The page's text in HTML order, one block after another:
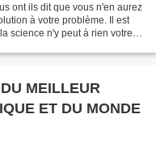
ont ils dit que vous n'en aurez
à votre problème. Il est
science n'y peut à rien votre
MEILLEUR
ET DU MONDE